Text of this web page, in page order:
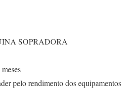
SOPRADORA
pelo rendimento dos equipamentos